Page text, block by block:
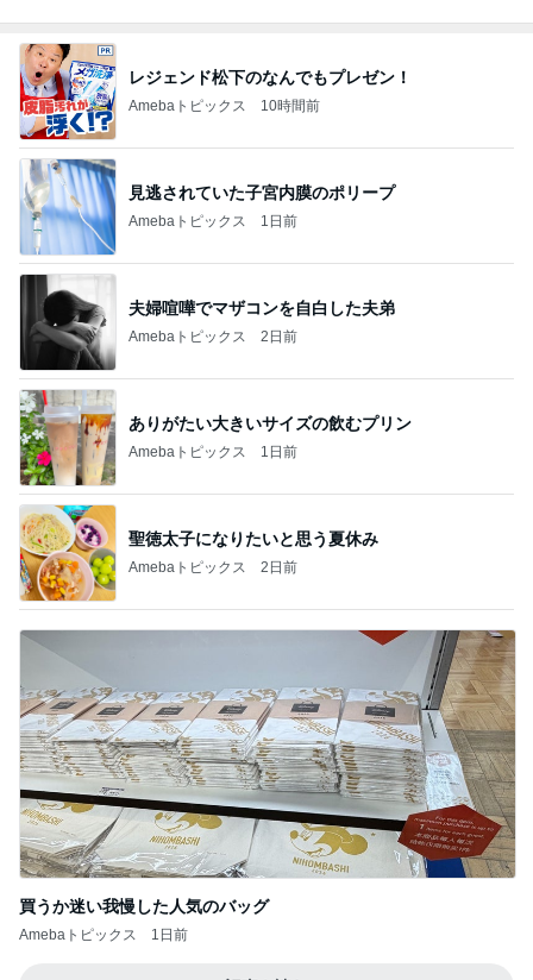
レジェンド松下のなんでもプレゼン！
Amebaトピックス 10時間前
見逃されていた子宮内膜のポリープ
Amebaトピックス 1日前
夫婦喧嘩でマザコンを自白した夫弟
Amebaトピックス 2日前
ありがたい大きいサイズの飲むプリン
Amebaトピックス 1日前
聖徳太子になりたいと思う夏休み
Amebaトピックス 2日前
買うか迷い我慢した人気のバッグ
Amebaトピックス 1日前